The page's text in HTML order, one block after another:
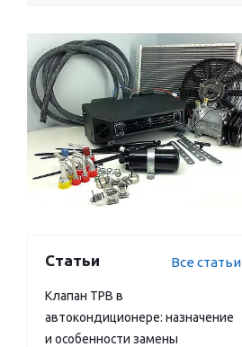
Статьи Все статьи
Клапан ТРВ в
автокондиционере: назначение
и особенности замены